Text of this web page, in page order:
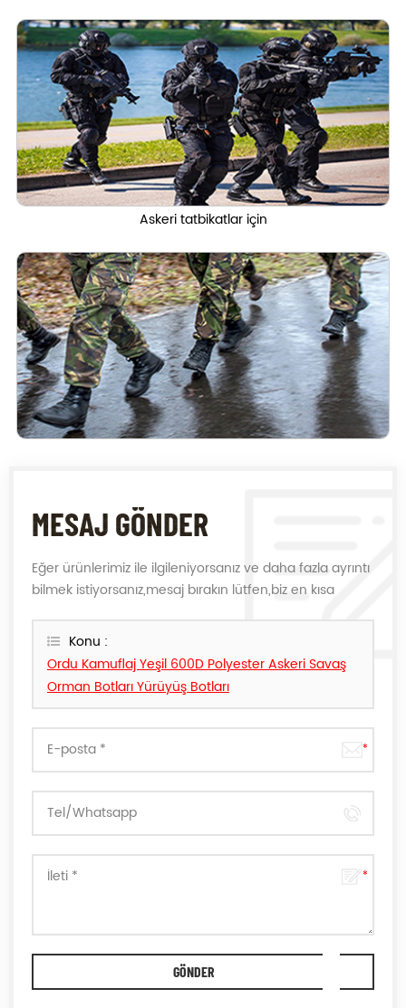
Askeri tatbikatlar için
MESAJ GÖNDER
Eğer ürünlerimiz ile ilgileniyorsanız ve daha fazla ayrıntı
bilmek istiyorsanız,mesaj bırakın lütfen,biz en kısa
Konu :
Ordu Kamuflaj Yeşil 600D Polyester Askeri Savaş
Orman Botları Yürüyüş Botları